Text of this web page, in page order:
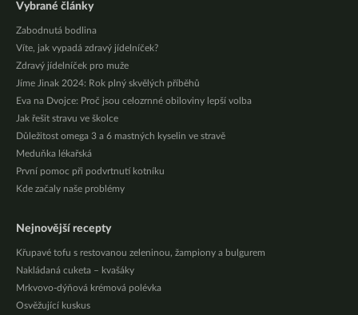
Vybrané články
Zabodnutá bodlina
Víte, jak vypadá zdravý jídelníček?
Zdravý jídelníček pro muže
Jíme Jinak 2024: Rok plný skvělých příběhů
Eva na Dvojce: Proč jsou celozrnné obiloviny lepší volba
Jak řešit stravu ve školce
Důležitost omega 3 a 6 mastných kyselin ve stravě
Meduňka lékařská
První pomoc při podvrtnutí kotníku
Kde začaly naše problémy
Nejnovější recepty
Křupavé tofu s restovanou zeleninou, žampiony a bulgurem
Nakládaná cuketa – kvašáky
Mrkvovo-dýňová krémová polévka
Osvěžující kuskus